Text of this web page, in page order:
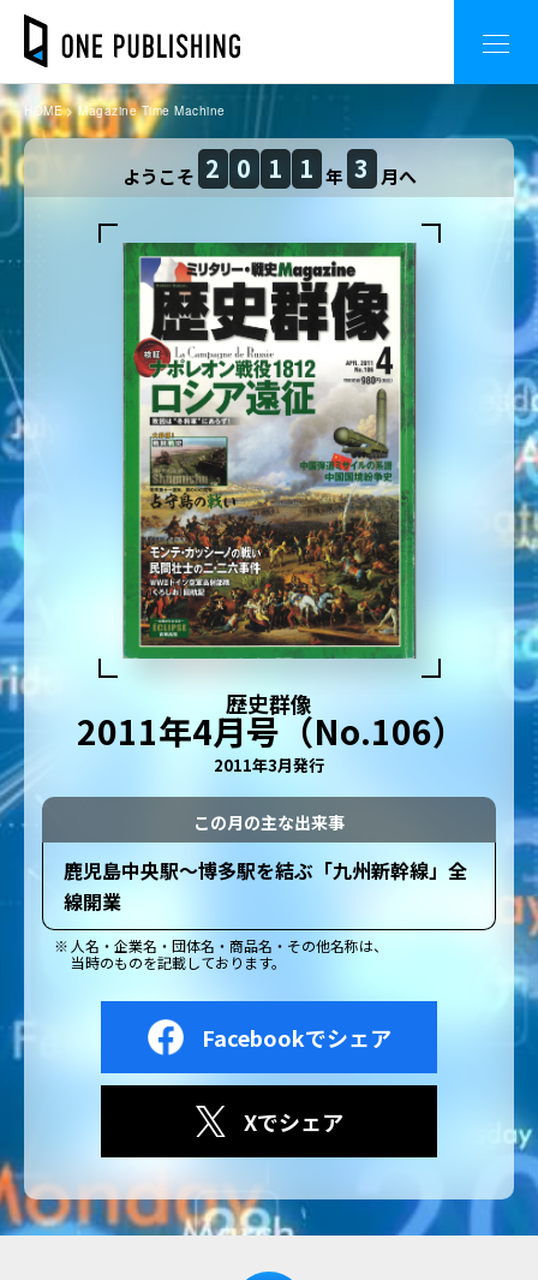
HOME Magazine Time Machine
ようこそ 2 0 1 1 年 3 月へ
歴史群像
2011年4月号（No.106）
2011年3月発行
この月の主な出来事
鹿児島中央駅～博多駅を結ぶ「九州新幹線」全
線開業
人名・企業名・団体名・商品名・その他名称は、
当時のものを記載しております。
Facebookでシェア
Xでシェア